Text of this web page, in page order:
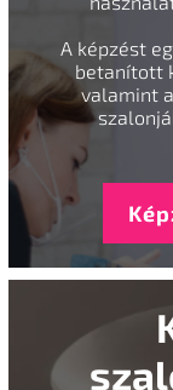
A képzést
betanított
valamint